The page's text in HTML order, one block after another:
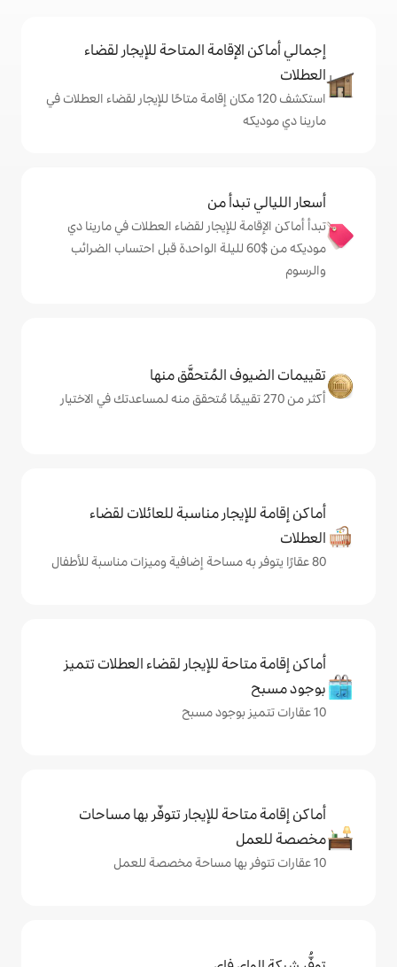
المتاحة للإيجار لقضاء
120 مكان إقامة متاحًا للإيجار لقضاء العطلات في
للإيجار لقضاء العطلات في مارينا دي
من $‏60 لليلة الواحدة قبل احتساب الضرائب
المُتحقَّق منها
مناسبة للعائلات لقضاء
للإيجار لقضاء العطلات تتميز
للإيجار تتوفّر بها مساحات